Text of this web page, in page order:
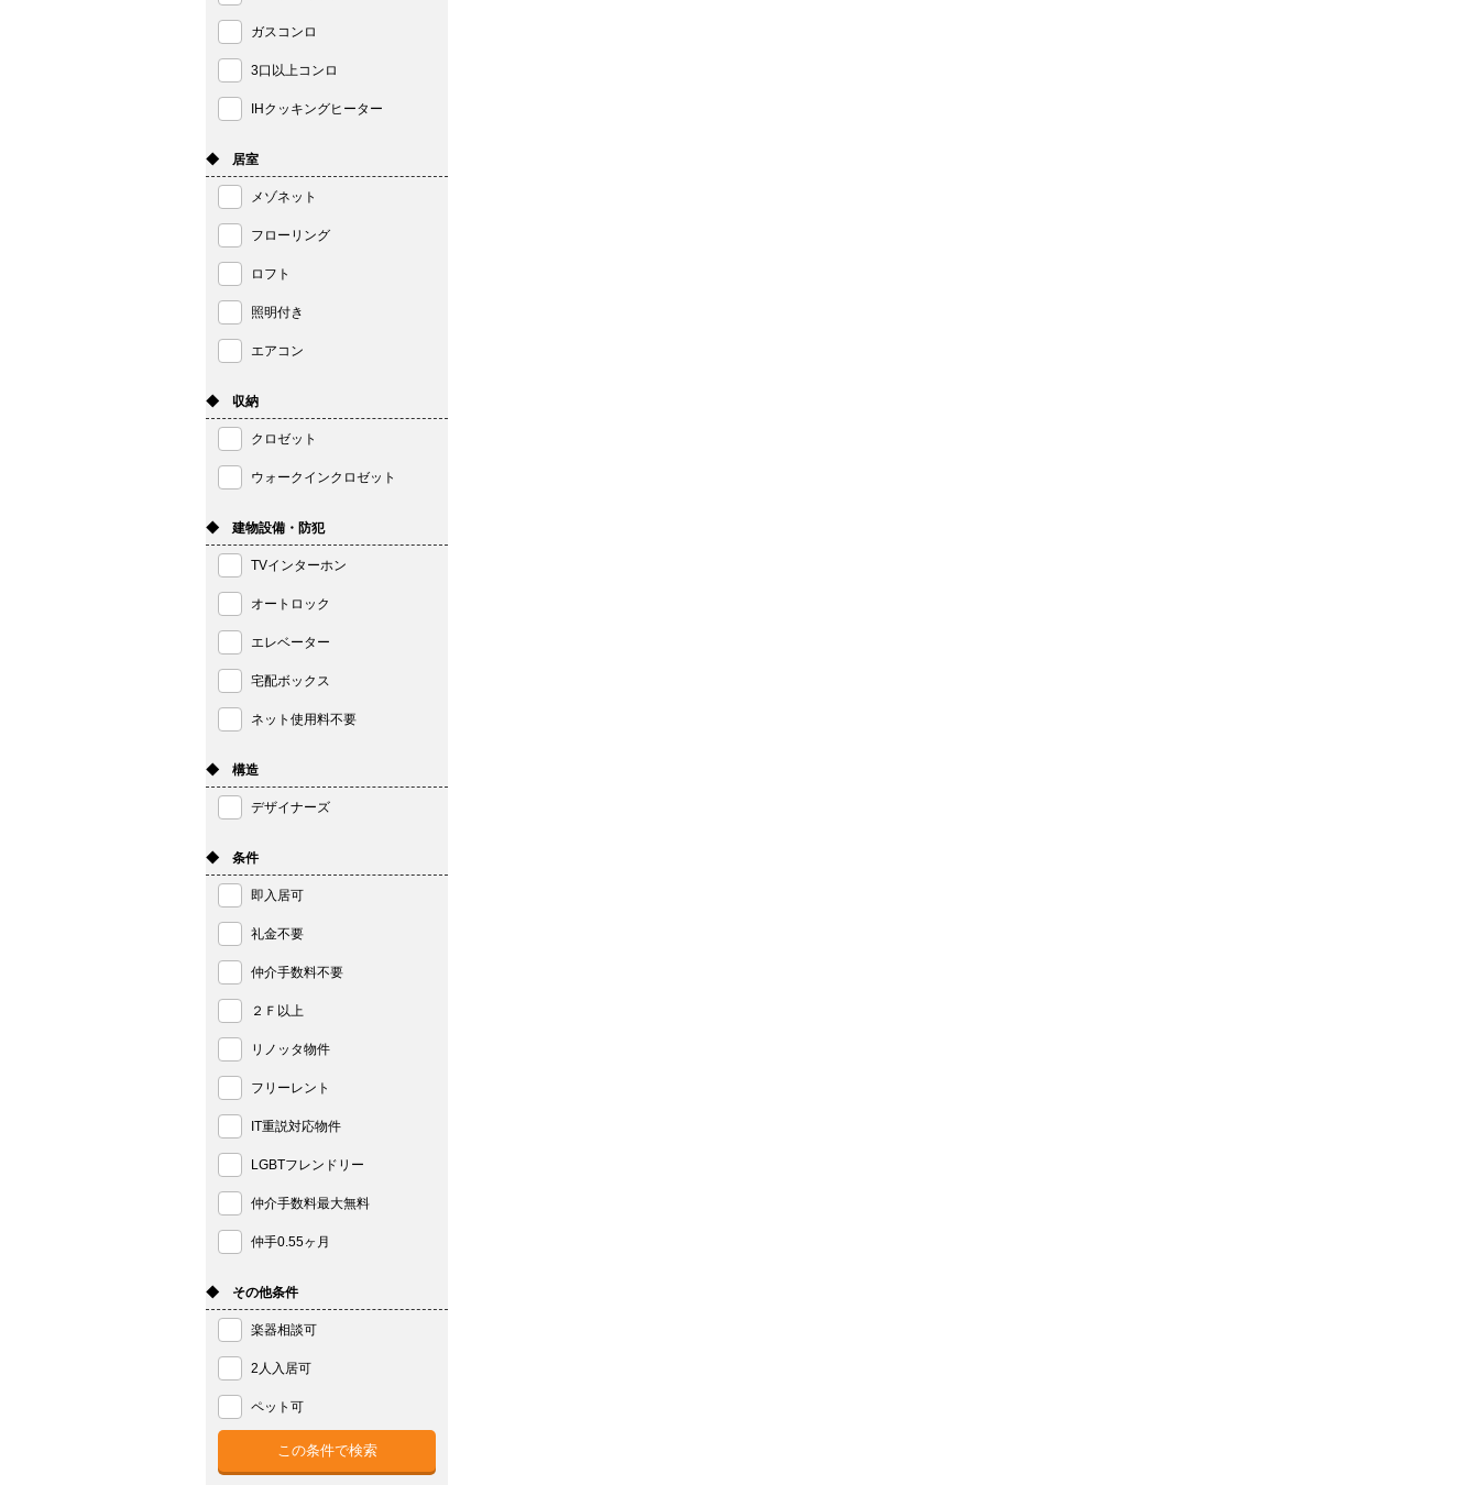
ガスコンロ
3口以上コンロ
IHクッキングヒーター
◆ 居室
メゾネット
フローリング
ロフト
照明付き
エアコン
◆ 収納
クロゼット
ウォークインクロゼット
◆ 建物設備・防犯
TVインターホン
オートロック
エレベーター
宅配ボックス
ネット使用料不要
◆ 構造
デザイナーズ
◆ 条件
即入居可
礼金不要
仲介手数料不要
２Ｆ以上
リノッタ物件
フリーレント
IT重説対応物件
LGBTフレンドリー
仲介手数料最大無料
仲手0.55ヶ月
◆ その他条件
楽器相談可
2人入居可
ペット可